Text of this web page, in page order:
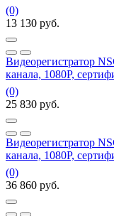
(0)
13 130 руб.
Видеорегистратор
канала, 1080P,
(0)
25 830 руб.
Видеорегистратор
канала, 1080P,
(0)
36 860 руб.